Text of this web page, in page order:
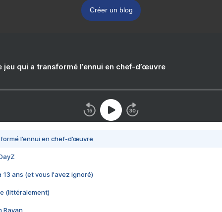
Créer un blog
jeu qui a transformé l’ennui en chef-d’œuvre
l’ennui en chef-d’œuvre
13 ans (et vous l'avez ignoré)
(littéralement)
Rayan